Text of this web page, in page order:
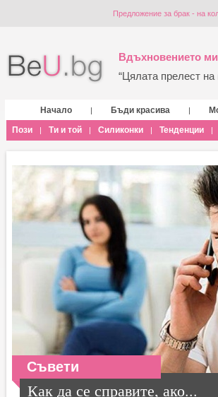
Предложение за брак - на
Вдъхновението
“Цялата прелест
Начало | Бъди красива |
Пози | Ти и той | Силиконки | Тенденции |
Съвети
Как да се справите, ако...